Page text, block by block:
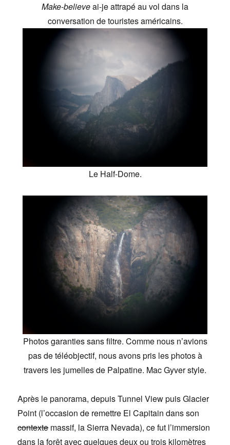
Make-believeai-je attrapé au vol dans la
conversation de touristes américains.
Le Half-Dome.
Photos garanties sans filtre. Comme nous n’avions
pas de téléobjectif, nous avons pris les photos à
travers les jumelles de Palpatine. Mac Gyver style.
Après le panorama, depuis Tunnel View puis Glacier
Point (l’occasion de remettre El Capitain dans son
contextemassif, la Sierra Nevada), ce fut l’immersion
dans la forêt avec quelques deux ou trois kilomètres